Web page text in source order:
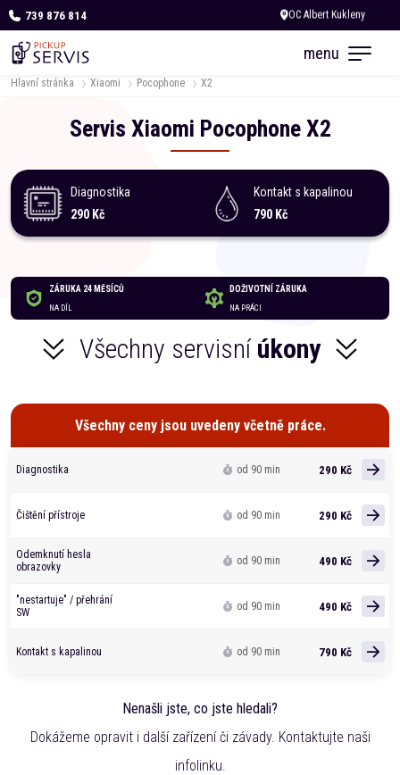
739 876 814
Zítra otevřeno od 10:00
menu
Hlavní stránka Xiaomi Pocophone X2
Servis Xiaomi Pocophone X2
Diagnostika
290 Kč
Kontakt s kapalinou
790 Kč
ZÁRUKA 24 MĚSÍCŮ
NA DÍL
DOŽIVOTNÍ ZÁRUKA
NA PRÁCI
Všechny servisní úkony
Všechny ceny jsou uvedeny včetně práce.
Diagnostika od 90 min 290 Kč
Čištění přístroje od 90 min 290 Kč
Odemknutí hesla
obrazovky
od 90 min 490 Kč
"nestartuje" / přehrání
SW
od 90 min 490 Kč
Kontakt s kapalinou od 90 min 790 Kč
Nenašli jste, co jste hledali?
Dokážeme opravit i další zařízení či závady. Kontaktujte naši
infolinku.